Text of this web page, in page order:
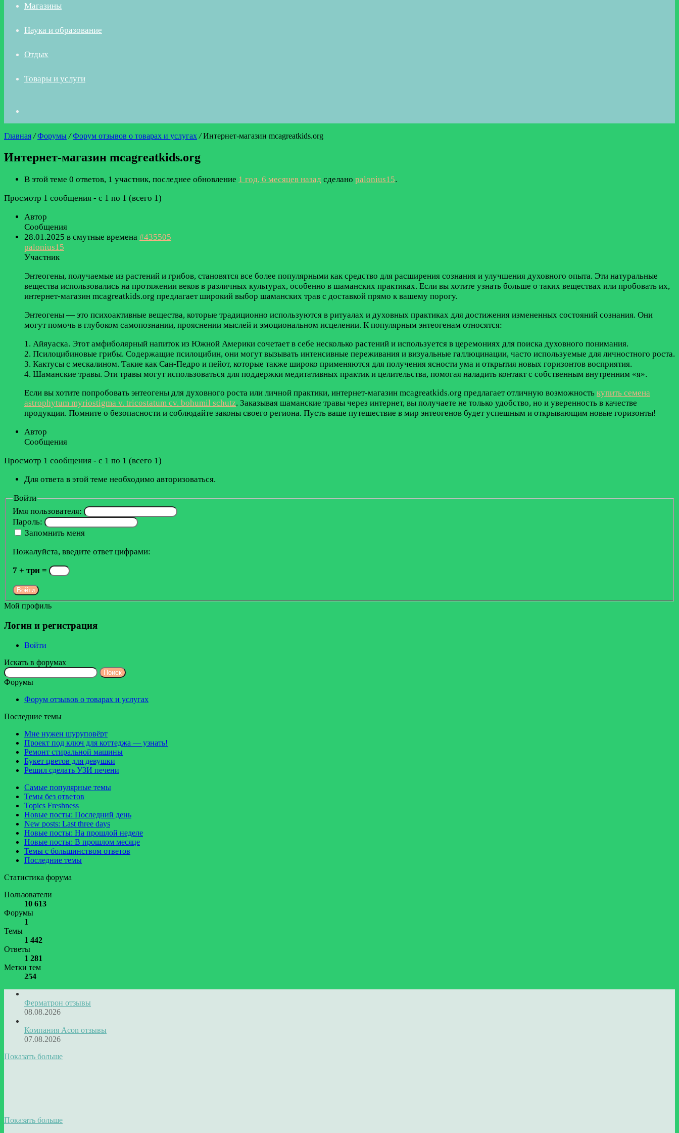
Магазины
Наука и образование
Отдых
Товары и услуги
Главная / Форумы / Форум отзывов о товарах и услугах / Интернет-магазин mcagreatkids.org
Интернет-магазин mcagreatkids.org
В этой теме 0 ответов, 1 участник, последнее обновление 1 год, 6 месяцев назад сделано palonius15.
Просмотр 1 сообщения - с 1 по 1 (всего 1)
Автор
Сообщения
28.01.2025 в смутные времена #435505
palonius15
Участник
Энтеогены, получаемые из растений и грибов, становятся все более популярными как средство для расширения сознания и улучшения духовного опыта. Эти натуральные
вещества использовались на протяжении веков в различных культурах, особенно в шаманских практиках. Если вы хотите узнать больше о таких веществах или пробовать их,
интернет-магазин mcagreatkids.org предлагает широкий выбор шаманских трав с доставкой прямо к вашему порогу.
Энтеогены — это психоактивные вещества, которые традиционно используются в ритуалах и духовных практиках для достижения измененных состояний сознания. Они
могут помочь в глубоком самопознании, прояснении мыслей и эмоциональном исцелении. К популярным энтеогенам относятся:
1. Айяуаска. Этот амфиболярный напиток из Южной Америки сочетает в себе несколько растений и используется в церемониях для поиска духовного понимания.
2. Псилоцибиновые грибы. Содержащие псилоцибин, они могут вызывать интенсивные переживания и визуальные галлюцинации, часто используемые для личностного роста.
3. Кактусы с мескалином. Такие как Сан-Педро и пейот, которые также широко применяются для получения ясности ума и открытия новых горизонтов восприятия.
4. Шаманские травы. Эти травы могут использоваться для поддержки медитативных практик и целительства, помогая наладить контакт с собственным внутренним «я».
Если вы хотите попробовать энтеогены для духовного роста или личной практики, интернет-магазин mcagreatkids.org предлагает отличную возможность купить семена
astrophytum myriostigma v. tricostatum cv. bohumil schutz. Заказывая шаманские травы через интернет, вы получаете не только удобство, но и уверенность в качестве
продукции. Помните о безопасности и соблюдайте законы своего региона. Пусть ваше путешествие в мир энтеогенов будет успешным и открывающим новые горизонты!
Автор
Сообщения
Просмотр 1 сообщения - с 1 по 1 (всего 1)
Для ответа в этой теме необходимо авторизоваться.
Войти
Имя пользователя:
Пароль:
Запомнить меня
Пожалуйста, введите ответ цифрами:
7 + три =
Войти
Мой профиль
Логин и регистрация
Войти
Искать в форумах
Поиск:
Форумы
Форум отзывов о товарах и услугах
Последние темы
Мне нужен шуруповёрт
Проект под ключ для коттеджа — узнать!
Ремонт стиральной машины
Букет цветов для девушки
Решил сделать УЗИ печени
Самые популярные темы
Темы без ответов
Topics Freshness
Новые посты: Последний день
New posts: Last three days
Новые посты: На прошлой неделе
Новые посты: В прошлом месяце
Темы с большинством ответов
Последние темы
Статистика форума
Пользователи
10 613
Форумы
1
Темы
1 442
Ответы
1 281
Метки тем
254
Ферматрон отзывы
08.08.2026
Компания Acon отзывы
07.08.2026
Показать больше
Показать больше